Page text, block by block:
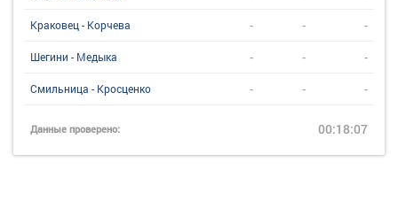
Краковец - Корчева - - -
Шегини - Медыка - - -
Смильница - Кросценко - - -
Данные проверено: 00:18:07